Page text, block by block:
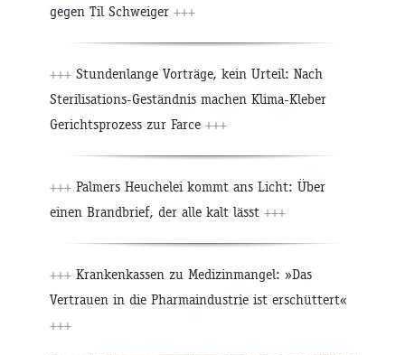
gegen Til Schweiger +++
+++ Stundenlange Vorträge, kein Urteil: Nach
Sterilisations-Geständnis machen Klima-Kleber
Gerichtsprozess zur Farce +++
+++ Palmers Heuchelei kommt ans Licht: Über
einen Brandbrief, der alle kalt lässt +++
+++ Krankenkassen zu Medizinmangel: »Das
Vertrauen in die Pharmaindustrie ist erschüttert«
+++